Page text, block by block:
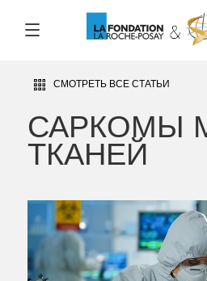
СМОТРЕТЬ ВСЕ СТАТЬИ
САРКОМЫ
ТКАНЕЙ